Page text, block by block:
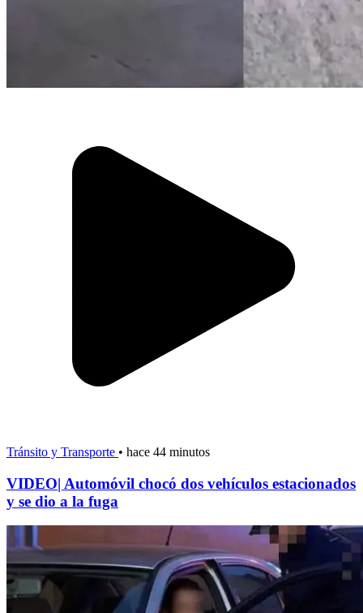
Tránsito y Transporte • hace 44 minutos
VIDEO| Automóvil chocó dos vehículos estacionados
y se dio a la fuga